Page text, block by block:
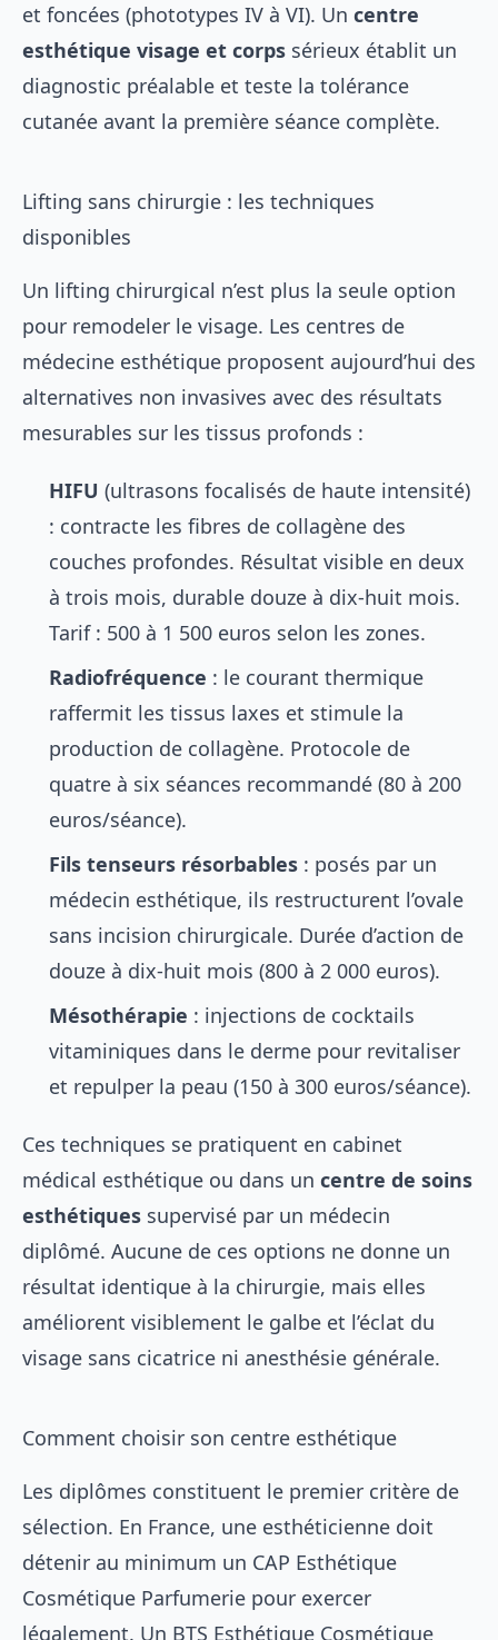
et foncées (phototypes IV à VI). Un centre
esthétique visage et corps sérieux établit un
diagnostic préalable et teste la tolérance
cutanée avant la première séance complète.
Lifting sans chirurgie : les techniques
disponibles
Un lifting chirurgical n’est plus la seule option
pour remodeler le visage. Les centres de
médecine esthétique proposent aujourd’hui des
alternatives non invasives avec des résultats
mesurables sur les tissus profonds :
HIFU (ultrasons focalisés de haute intensité)
: contracte les fibres de collagène des
couches profondes. Résultat visible en deux
à trois mois, durable douze à dix-huit mois.
Tarif : 500 à 1 500 euros selon les zones.
Radiofréquence : le courant thermique
raffermit les tissus laxes et stimule la
production de collagène. Protocole de
quatre à six séances recommandé (80 à 200
euros/séance).
Fils tenseurs résorbables : posés par un
médecin esthétique, ils restructurent l’ovale
sans incision chirurgicale. Durée d’action de
douze à dix-huit mois (800 à 2 000 euros).
Mésothérapie : injections de cocktails
vitaminiques dans le derme pour revitaliser
et repulper la peau (150 à 300 euros/séance).
Ces techniques se pratiquent en cabinet
médical esthétique ou dans un centre de soins
esthétiques supervisé par un médecin
diplômé. Aucune de ces options ne donne un
résultat identique à la chirurgie, mais elles
améliorent visiblement le galbe et l’éclat du
visage sans cicatrice ni anesthésie générale.
Comment choisir son centre esthétique
Les diplômes constituent le premier critère de
sélection. En France, une esthéticienne doit
détenir au minimum un CAP Esthétique
Cosmétique Parfumerie pour exercer
légalement. Un BTS Esthétique Cosmétique